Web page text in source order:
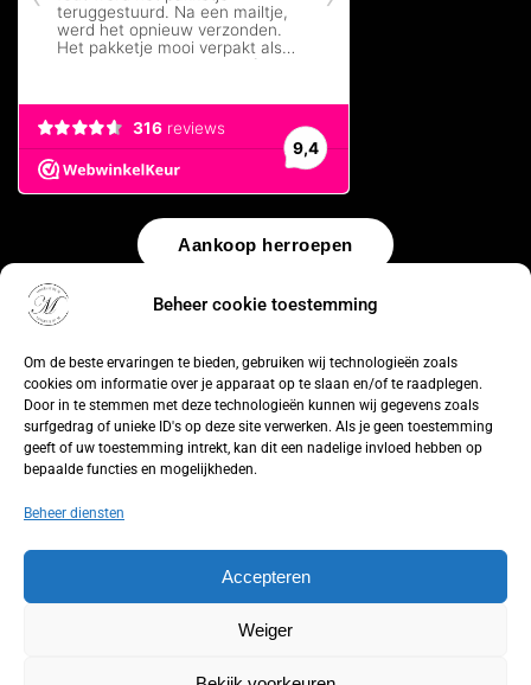
Beheer cookie toestemming
Om de beste ervaringen te bieden, gebruiken wij technologieën zoals
cookies om informatie over je apparaat op te slaan en/of te raadplegen.
Door in te stemmen met deze technologieën kunnen wij gegevens zoals
surfgedrag of unieke ID's op deze site verwerken. Als je geen toestemming
geeft of uw toestemming intrekt, kan dit een nadelige invloed hebben op
bepaalde functies en mogelijkheden.
Beheer diensten
Accepteren
Weiger
Aankoop herroepen
© 2026 by WebUnlimited–Algemene voorwaarden